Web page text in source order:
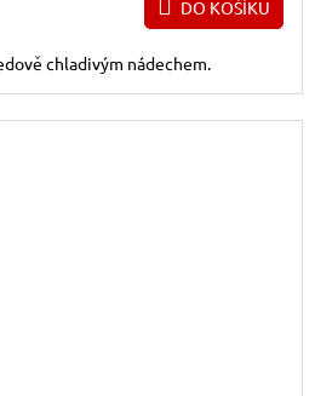
DO KOŠÍKU
chladivým nádechem.